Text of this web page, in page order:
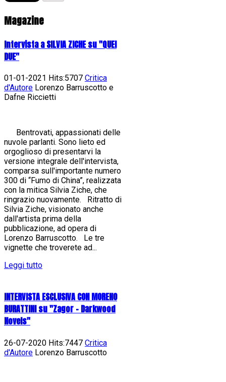
Magazine
Intervista a SILVIA ZICHE su "QUEI
DUE"
01-01-2021 Hits:5707 Critica
d'Autore Lorenzo Barruscotto e
Dafne Riccietti
Bentrovati, appassionati delle
nuvole parlanti. Sono lieto ed
orgoglioso di presentarvi la
versione integrale dell'intervista,
comparsa sull'importante numero
300 di “Fumo di China”, realizzata
con la mitica Silvia Ziche, che
ringrazio nuovamente. Ritratto di
Silvia Ziche, visionato anche
dall'artista prima della
pubblicazione, ad opera di
Lorenzo Barruscotto. Le tre
vignette che troverete ad...
Leggi tutto
INTERVISTA ESCLUSIVA CON MORENO
BURATTINI su "Zagor - Darkwood
Novels"
26-07-2020 Hits:7447 Critica
d'Autore Lorenzo Barruscotto